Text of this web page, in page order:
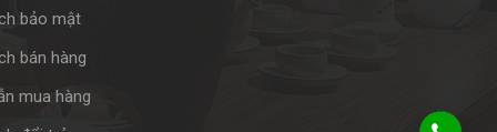
bảo mật
bán hàng
mua hàng